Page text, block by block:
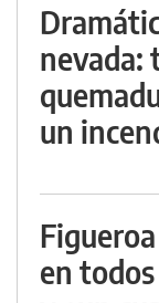
nevada:
un
en